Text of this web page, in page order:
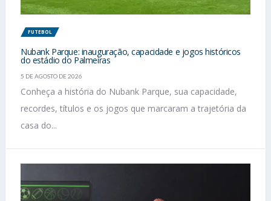
FUTEBOL
Nubank Parque: inauguração, capacidade e jogos históricos
do estádio do Palmeiras
5 DE AGOSTO DE 2026
Conheça a história do Nubank Parque, sua capacidade,
recordes, títulos e os jogos que marcaram a trajetória da
casa do...